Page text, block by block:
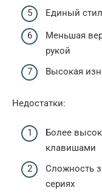
Единый
Меньшая
рукой
Высокая
Недостатки:
Более
клавишами
Сложность
сериях